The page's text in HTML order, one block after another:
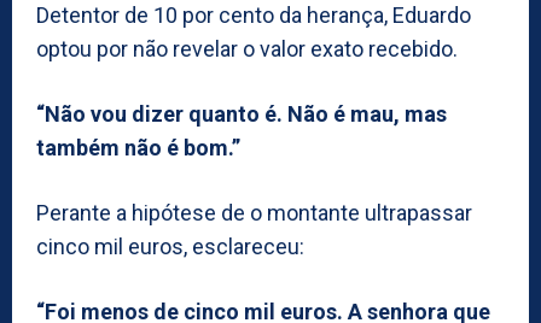
Detentor de 10 por cento da herança, Eduardo
optou por não revelar o valor exato recebido.
“Não vou dizer quanto é. Não é mau, mas
também não é bom.”
Perante a hipótese de o montante ultrapassar
cinco mil euros, esclareceu:
“Foi menos de cinco mil euros. A senhora que